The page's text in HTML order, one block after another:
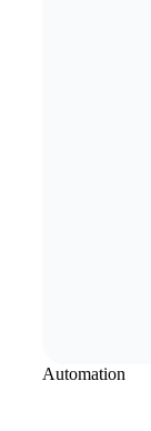
Automation